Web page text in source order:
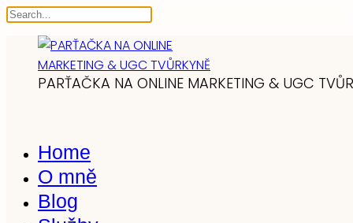
PARŤAČKA NA ONLINE MARKETING & UGC
Home
O mně
Blog